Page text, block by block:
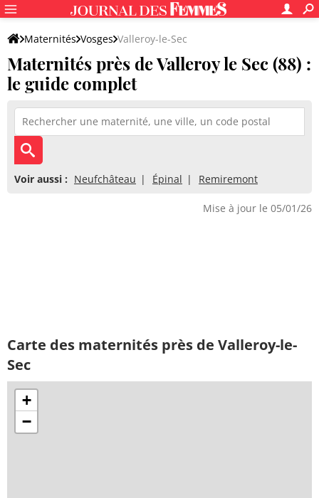
Maternités Vosges Valleroy-le-Sec
Maternités près de Valleroy le Sec (88) :
le guide complet
Voir aussi : Neufchâteau Épinal Remiremont
Mise à jour le 05/01/26
Carte des maternités près de Valleroy-le-
Sec
+
−